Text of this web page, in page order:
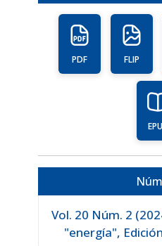
PDF FLIP
Vol. 20 Núm. 2
"energía",